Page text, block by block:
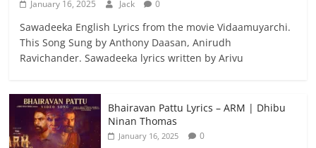
January 16, 2025 Jack 0
Sawadeeka English Lyrics from the movie Vidaamuyarchi.
This Song Sung by Anthony Daasan, Anirudh
Ravichander. Sawadeeka lyrics written by Arivu
Bhairavan Pattu Lyrics – ARM | Dhibu
Ninan Thomas
January 16, 2025 0